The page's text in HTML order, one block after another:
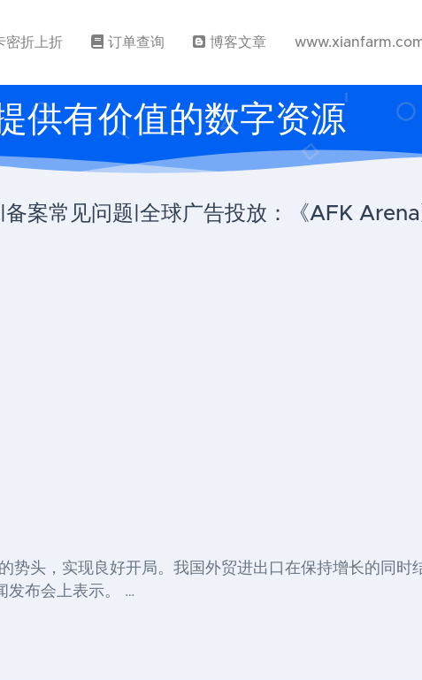
密折上折 订单查询 博客文章
供有价值的数字资源
案常见问题|全球广告投放：《AFK
势头，实现良好开局。我国外贸进出口在保持增长的同时
发布会上表示。 …